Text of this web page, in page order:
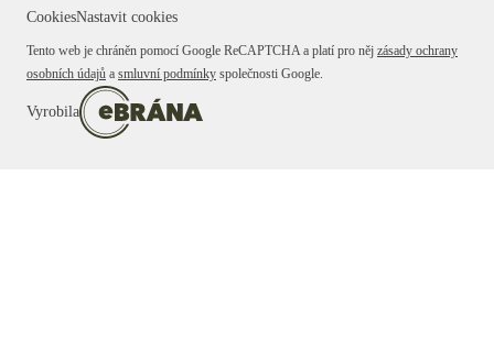
CookiesNastavit cookies
Tento web je chráněn pomocí Google ReCAPTCHA a platí pro něj zásady ochrany
osobních údajů a smluvní podmínky společnosti Google.
Vyrobila